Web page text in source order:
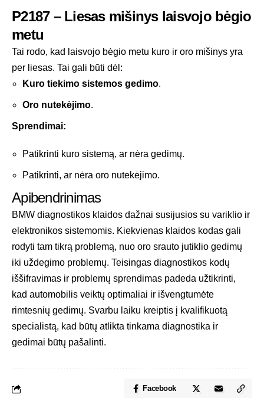
P2187 – Liesas mišinys laisvojo bėgio
metu
Tai rodo, kad laisvojo bėgio metu kuro ir oro mišinys yra
per liesas. Tai gali būti dėl:
Kuro tiekimo sistemos gedimo.
Oro nutekėjimo.
Sprendimai:
Patikrinti kuro sistemą, ar nėra gedimų.
Patikrinti, ar nėra oro nutekėjimo.
Apibendrinimas
BMW diagnostikos klaidos dažnai susijusios su variklio ir
elektronikos sistemomis. Kiekvienas klaidos kodas gali
rodyti tam tikrą problemą, nuo oro srauto jutiklio gedimų
iki uždegimo problemų. Teisingas diagnostikos kodų
iššifravimas ir problemų sprendimas padeda užtikrinti,
kad automobilis veiktų optimaliai ir išvengtumėte
rimtesnių gedimų. Svarbu laiku kreiptis į kvalifikuotą
specialistą, kad būtų atlikta tinkama diagnostika ir
gedimai būtų pašalinti.
Facebook